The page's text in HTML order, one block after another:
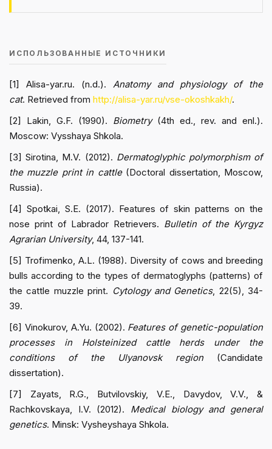
ИСПОЛЬЗОВАННЫЕ ИСТОЧНИКИ
[1] Alisa-yar.ru. (n.d.). Anatomy and physiology of the
cat. Retrieved from http://alisa-yar.ru/vse-okoshkakh/.
[2] Lakin, G.F. (1990). Biometry(4th ed., rev. and enl.).
Moscow: Vysshaya Shkola.
[3] Sirotina, M.V. (2012). Dermatoglyphic polymorphism of
the muzzle print in cattle(Doctoral dissertation, Moscow,
Russia).
[4] Spotkai, S.E. (2017). Features of skin patterns on the
nose print of Labrador Retrievers. Bulletin of the Kyrgyz
Agrarian University, 44, 137-141.
[5] Trofimenko, A.L. (1988). Diversity of cows and breeding
bulls according to the types of dermatoglyphs (patterns) of
the cattle muzzle print. Cytology and Genetics, 22(5), 34-
39.
[6] Vinokurov, A.Yu. (2002). Features of genetic-population
processes in Holsteinized cattle herds under the
conditions of the Ulyanovsk region(Candidate
dissertation).
[7] Zayats, R.G., Butvilovskiy, V.E., Davydov, V.V., &
Rachkovskaya, I.V. (2012). Medical biology and general
genetics. Minsk: Vysheyshaya Shkola.